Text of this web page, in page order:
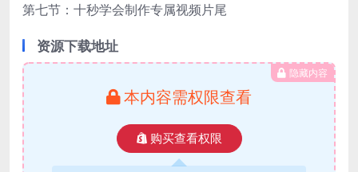
第七节：十秒学会制作专属视频片尾
资源下载地址
隐藏内容
本内容需权限查看
购买查看权限